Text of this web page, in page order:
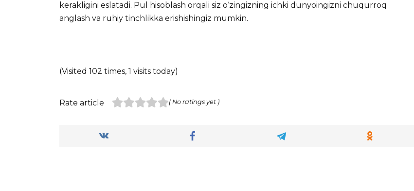
kerakligini eslatadi. Pul hisoblash orqali siz o‘zingizning ichki dunyoingizni chuqurroq
anglash va ruhiy tinchlikka erishishingiz mumkin.
(Visited 102 times, 1 visits today)
Rate article ( No ratings yet )